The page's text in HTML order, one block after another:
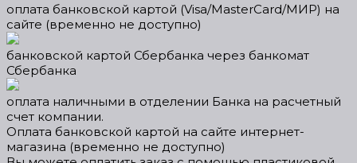
оплата банковской картой (Visa/MasterСard/МИР) на
сайте (временно не доступно)
банковской картой Сбербанка через банкомат
Сбербанка
оплата наличными в отделении Банка на расчетный
счет компании.
Оплата банковской картой на сайте интернет-
магазина (временно не доступно)